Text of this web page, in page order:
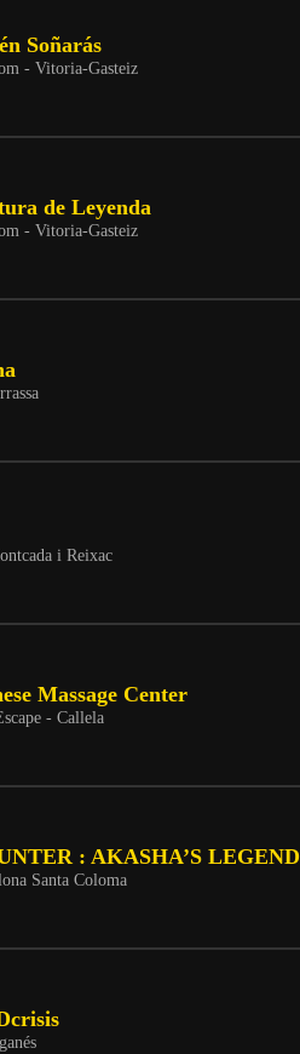
Soñarás
- Vitoria-Gasteiz
de Leyenda
- Vitoria-Gasteiz
i Reixac
Massage Center
- Callela
: AKASHA’S LEGEND
Santa Coloma